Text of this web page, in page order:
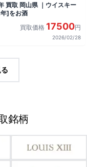
買取 岡山県 ｜ウイスキー
]をお酒
買取価格 17500円
2026/02/28
銘柄